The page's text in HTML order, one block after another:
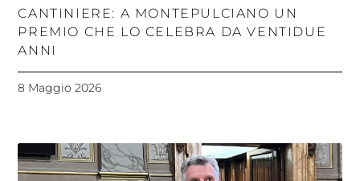
CANTINIERE: A MONTEPULCIANO UN
PREMIO CHE LO CELEBRA DA VENTIDUE
ANNI
8 Maggio 2026